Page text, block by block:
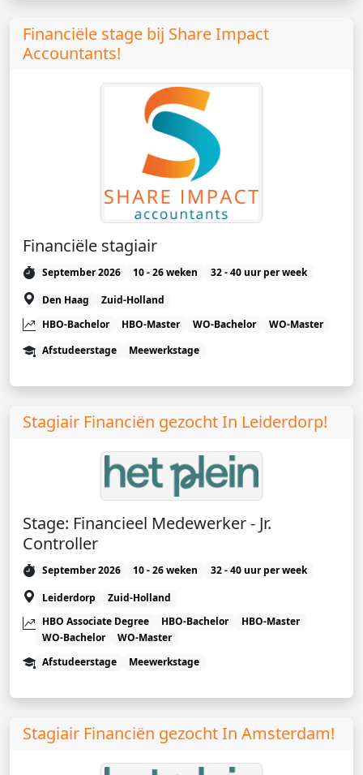
Financiële stage bij Share Impact
Accountants!
Financiële stagiair
September 2026 10 - 26 weken
32 - 40 uur per week
Den Haag
Zuid-Holland
HBO-Bachelor
HBO-Master WO-Bachelor
WO-Master
Afstudeerstage
Meewerkstage
Stagiair Financiën gezocht In Leiderdorp!
Stage: Financieel Medewerker - Jr.
Controller
September 2026 10 - 26 weken
32 - 40 uur per week
Leiderdorp
Zuid-Holland
HBO Associate Degree
HBO-Bachelor
HBO-Master
WO-Bachelor
WO-Master
Afstudeerstage
Meewerkstage
Stagiair Financiën gezocht In Amsterdam!